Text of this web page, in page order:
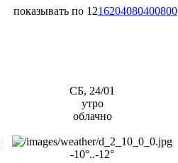
показывать по 1216204080400800
СБ, 24/01
утро
облачно
-10°..-12°